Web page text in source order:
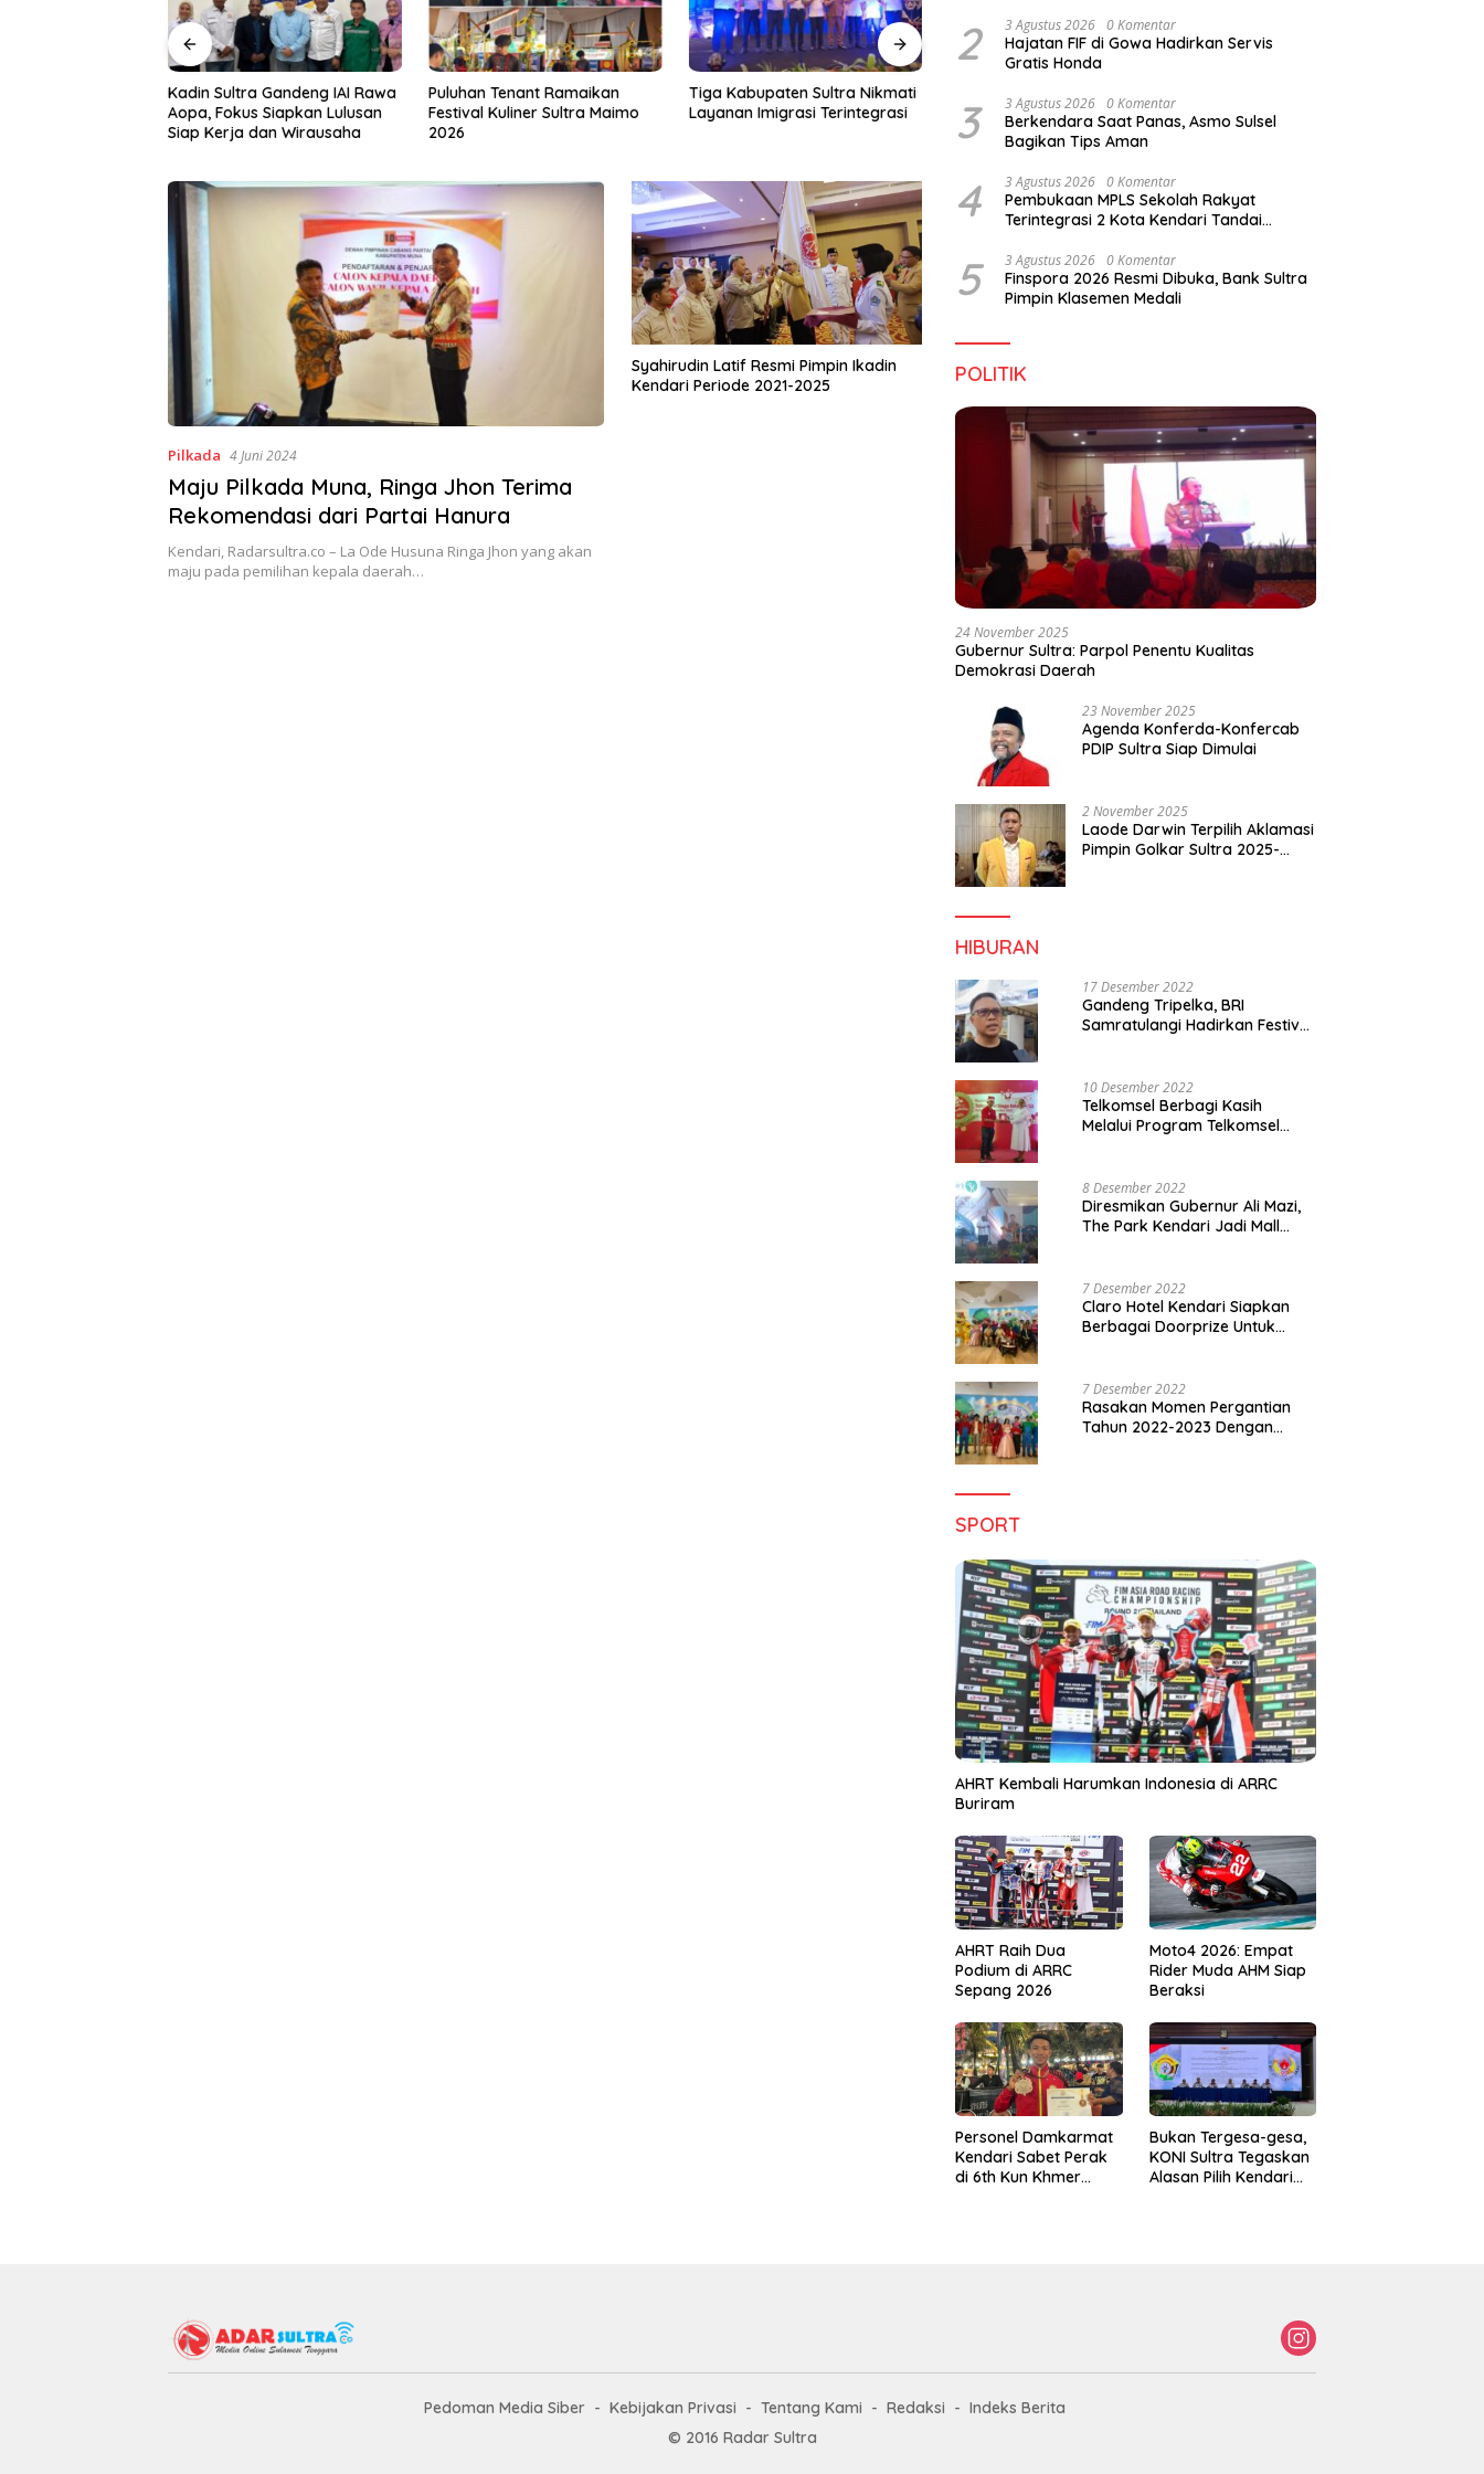
Puluhan Tenant Ramaikan
Festival Kuliner Sultra Maimo
2026
Tiga Kabupaten Sultra Nikmati
Layanan Imigrasi Terintegrasi
Harapan Tidak Mengenal
Batas Negara
Sultra Terus Maju, Namun
Infrastruktur Pariwisata dan
Perikanan Masih Jadi
Tantangan
Bank Sultra Pimpin Klasemen
Medali
Pilkada 4 Juni 2024
Maju Pilkada Muna, Ringa Jhon Terima
Rekomendasi dari Partai Hanura
Kendari, Radarsultra.co – La Ode Husuna Ringa Jhon yang akan
maju pada pemilihan kepala daerah…
Syahirudin Latif Resmi Pimpin Ikadin
Kendari Periode 2021-2025
2 3 Agustus 2026 0 Komentar
Hajatan FIF di Gowa Hadirkan Servis
Gratis Honda
3 3 Agustus 2026 0 Komentar
Berkendara Saat Panas, Asmo Sulsel
Bagikan Tips Aman
4 3 Agustus 2026 0 Komentar
Pembukaan MPLS Sekolah Rakyat
Terintegrasi 2 Kota Kendari Tandai
5 3 Agustus 2026 0 Komentar
Finspora 2026 Resmi Dibuka, Bank Sultra
Pimpin Klasemen Medali
POLITIK
24 November 2025
Gubernur Sultra: Parpol Penentu Kualitas
Demokrasi Daerah
23 November 2025
Agenda Konferda-Konfercab
PDIP Sultra Siap Dimulai
2 November 2025
Laode Darwin Terpilih Aklamasi
Pimpin Golkar Sultra 2025-
HIBURAN
17 Desember 2022
Gandeng Tripelka, BRI
Samratulangi Hadirkan Festival
10 Desember 2022
Telkomsel Berbagi Kasih
Melalui Program Telkomsel
8 Desember 2022
Diresmikan Gubernur Ali Mazi,
The Park Kendari Jadi Mall
7 Desember 2022
Claro Hotel Kendari Siapkan
Berbagai Doorprize Untuk
7 Desember 2022
Rasakan Momen Pergantian
Tahun 2022-2023 Dengan
SPORT
AHRT Kembali Harumkan Indonesia di ARRC
Buriram
AHRT Raih Dua
Podium di ARRC
Sepang 2026
Moto4 2026: Empat
Rider Muda AHM Siap
Beraksi
Personel Damkarmat
Kendari Sabet Perak
di 6th Kun Khmer
Bukan Tergesa-gesa,
KONI Sultra Tegaskan
Alasan Pilih Kendari
Pedoman Media Siber Kebijakan Privasi Tentang Kami Redaksi
Indeks Berita
© 2016 Radar Sultra